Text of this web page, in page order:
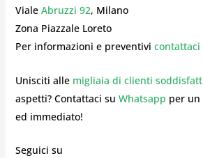
Viale Abruzzi 92, Milano
Zona Piazzale Loreto
Per informazioni e preventivi contattaci
Unisciti alle migliaia di clienti
aspetti? Contattaci su Whatsapp per un
ed immediato!
Seguici su